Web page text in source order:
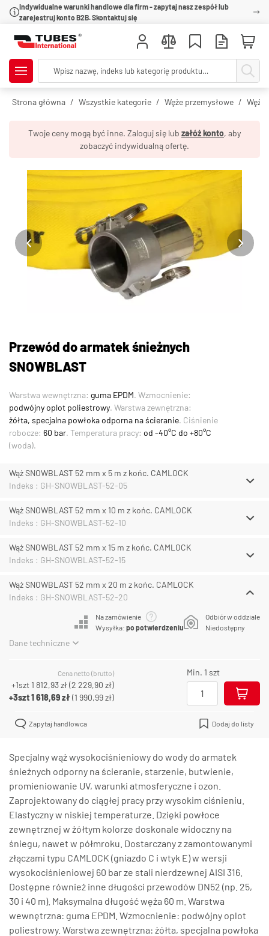
Indywidualne warunki handlowe dla firm - zapytaj nasz zespół lub
zarejestruj konto B2B. Skontaktuj się
Strona główna Wszystkie kategorie Węże przemysłowe Węże
Twoje ceny mogą być inne. Zaloguj się lub załóż konto, aby
zobaczyć indywidualną ofertę.
Przewód do armatek śnieżnych
SNOWBLAST
Warstwa wewnętrzna: guma EPDM. Wzmocnienie:
podwójny oplot poliestrowy. Warstwa zewnętrzna:
żółta, specjalna powłoka odporna na ścieranie. Ciśnienie
robocze: 60 bar. Temperatura pracy: od -40°C do +80°C
(woda).
Wąż SNOWBLAST 52 mm x 5 m z końc. CAMLOCK
Indeks : GH-SNOWBLAST-52-05
Wąż SNOWBLAST 52 mm x 10 m z końc. CAMLOCK
Indeks : GH-SNOWBLAST-52-10
Wąż SNOWBLAST 52 mm x 15 m z końc. CAMLOCK
Indeks : GH-SNOWBLAST-52-15
Wąż SNOWBLAST 52 mm x 20 m z końc. CAMLOCK
Indeks : GH-SNOWBLAST-52-20
Na zamówienie
Wysyłka: po potwierdzeniu
Odbiór w oddziale
Niedostępny
Dane techniczne
Cena netto (brutto)
+1szt 1 812,93 zł(2 229,90 zł)
+3szt1 618,69 zł(1 990,99 zł)
Min. 1 szt
Zapytaj handlowca Dodaj do listy
Specjalny wąż wysokociśnieniowy do wody do armatek
śnieżnych odporny na ścieranie, starzenie, butwienie,
promieniowanie UV, warunki atmosferyczne i ozon.
Zaprojektowany do ciągłej pracy przy wysokim ciśnieniu.
Elastyczny w niskiej temperaturze. Dzięki powłoce
zewnętrznej w żółtym kolorze doskonale widoczny na
śniegu, nawet w półmroku. Dostarczany z zamontowanymi
złączami typu CAMLOCK (gniazdo C i wtyk E) w wersji
wysokociśnieniowej 60 bar ze stali nierdzewnej AISI 316.
Dostępne również inne długości przewodów DN52 (np. 25,
30 i 40 m). Maksymalna długość węża 60 m. Warstwa
wewnętrzna: guma EPDM. Wzmocnienie: podwójny oplot
poliestrowy. Warstwa zewnętrzna: żółta, specjalna powłoka